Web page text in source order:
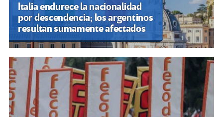
Italia endurece la nacionalidad
por descendencia; los argentinos
resultan sumamente afectados